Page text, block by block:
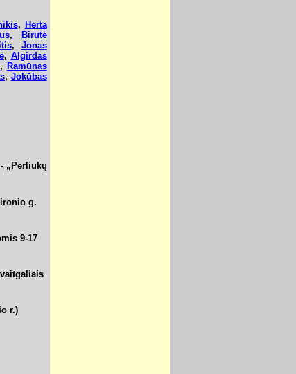
, Herta
,
Birutė
, Jonas
, Algirdas
, Ramūnas
, Jokūbas
„Perliukų
g.
9-17
r.)